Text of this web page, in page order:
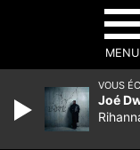
MENU
VOUS
Joé